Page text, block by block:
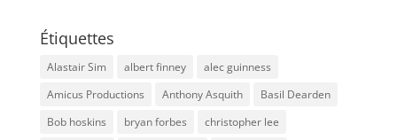
Étiquettes
Alastair Sim albert finney
alec guinness
Amicus Productions
Anthony Asquith
Basil Dearden
Bob hoskins
bryan forbes
christopher lee